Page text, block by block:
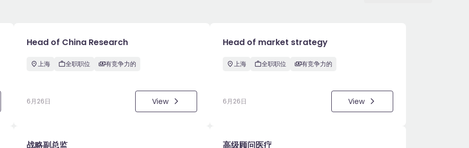
Head of China Research
上海 全职职位 有竞争力的
6月26日 View
Head of market strategy
上海 全职职位 有竞争力的
6月26日 View
战略副总监 高级顾问医疗